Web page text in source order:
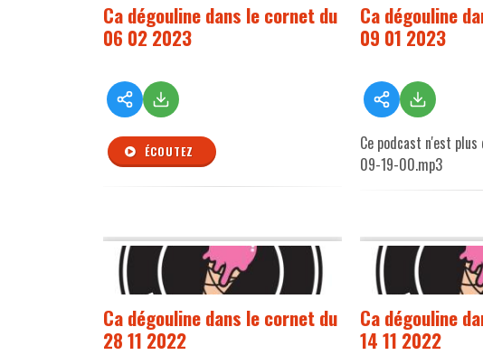
Ca dégouline dans le cornet du
06 02 2023
ÉCOUTEZ
Ca dégouline
09 01 2023
Ce podcast n'est
09-19-00.mp3
Ca dégouline dans le cornet du
28 11 2022
Ca dégouline
14 11 2022